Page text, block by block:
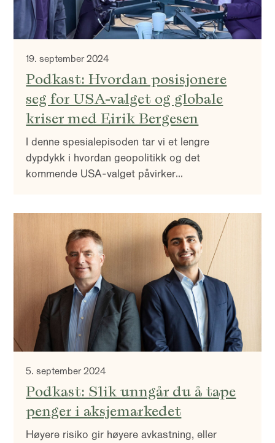
19. september 2024
Podkast: Hvordan posisjonere
seg for USA-valget og globale
kriser med Eirik Bergesen
I denne spesialepisoden tar vi et lengre
dypdykk i hvordan geopolitikk og det
kommende USA-valget påvirker
historiske mønstre og dagens globale risiko.
Fra energikrisen til stormaktenes
teknologikappløp, ser vi på hva investorer bør
følge med på i månedene som kommer.
5. september 2024
Podkast: Slik unngår du å tape
penger i aksjemarkedet
Høyere risiko gir høyere avkastning, eller